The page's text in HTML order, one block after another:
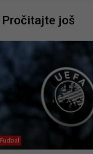
Pročitajte još
Fudbal